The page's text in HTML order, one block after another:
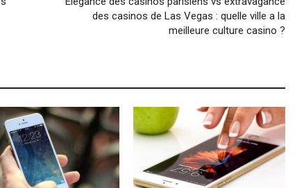
des casinos de Las Vegas : quelle ville a la
meilleure culture casino ?